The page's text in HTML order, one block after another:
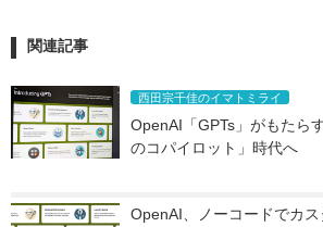
関連記事
西田宗千佳のイマトミライ
OpenAI「GPTs」がもたら
のコパイロット」時代へ
OpenAI、ノーコードでカ